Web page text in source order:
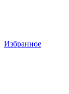
Избранное